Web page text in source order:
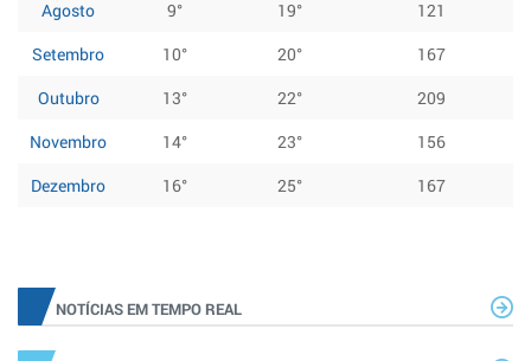
Agosto
9° 19°
121
Setembro
10° 20°
167
Outubro
13° 22°
209
Novembro
14° 23°
156
Dezembro
16° 25° 167
NOTÍCIAS EM TEMPO REAL